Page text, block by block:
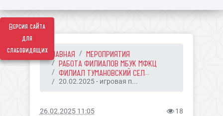
Версия сайта
для
слабовидящихГЛАВНАЯ
МЕРОПРИЯТИЯ
РАБОТА ФИЛИАЛОВ МБУК МФКЦ
ФИЛИАЛ ТУМАНОВСКИЙ СЕЛ...
20.02.2025 - игровая п...
26.02.2025 11:05 18